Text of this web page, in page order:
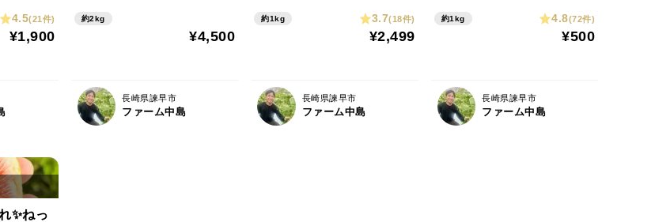
4.5(21件)
¥1,900
約2kg
¥4,500
長崎県諫早市
ファーム中島
約1kg 3.7(18件)
¥2,499
長崎県諫早市
ファーム中島
約1kg 4.8(72件)
¥500
長崎県諫早市
ファーム中島
✨ねっ